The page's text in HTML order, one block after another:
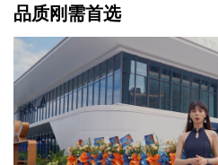
品质刚需首选